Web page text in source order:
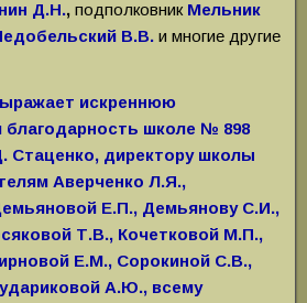
Д.Н., подполковник Мельник
В.В. и многие другие
искреннюю
благодарность школе № 898
Стаценко, директору школы
Аверченко Л.Я.,
Е.П., Демьянову С.И.,
Т.В., Кочетковой М.П.,
Е.М., Сорокиной С.В.,
А.Ю., всему